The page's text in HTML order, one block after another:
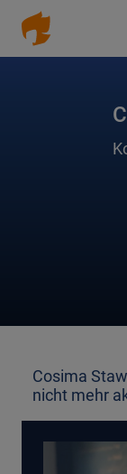
Direkt
zum
Inhalt
Cosima
nicht mehr